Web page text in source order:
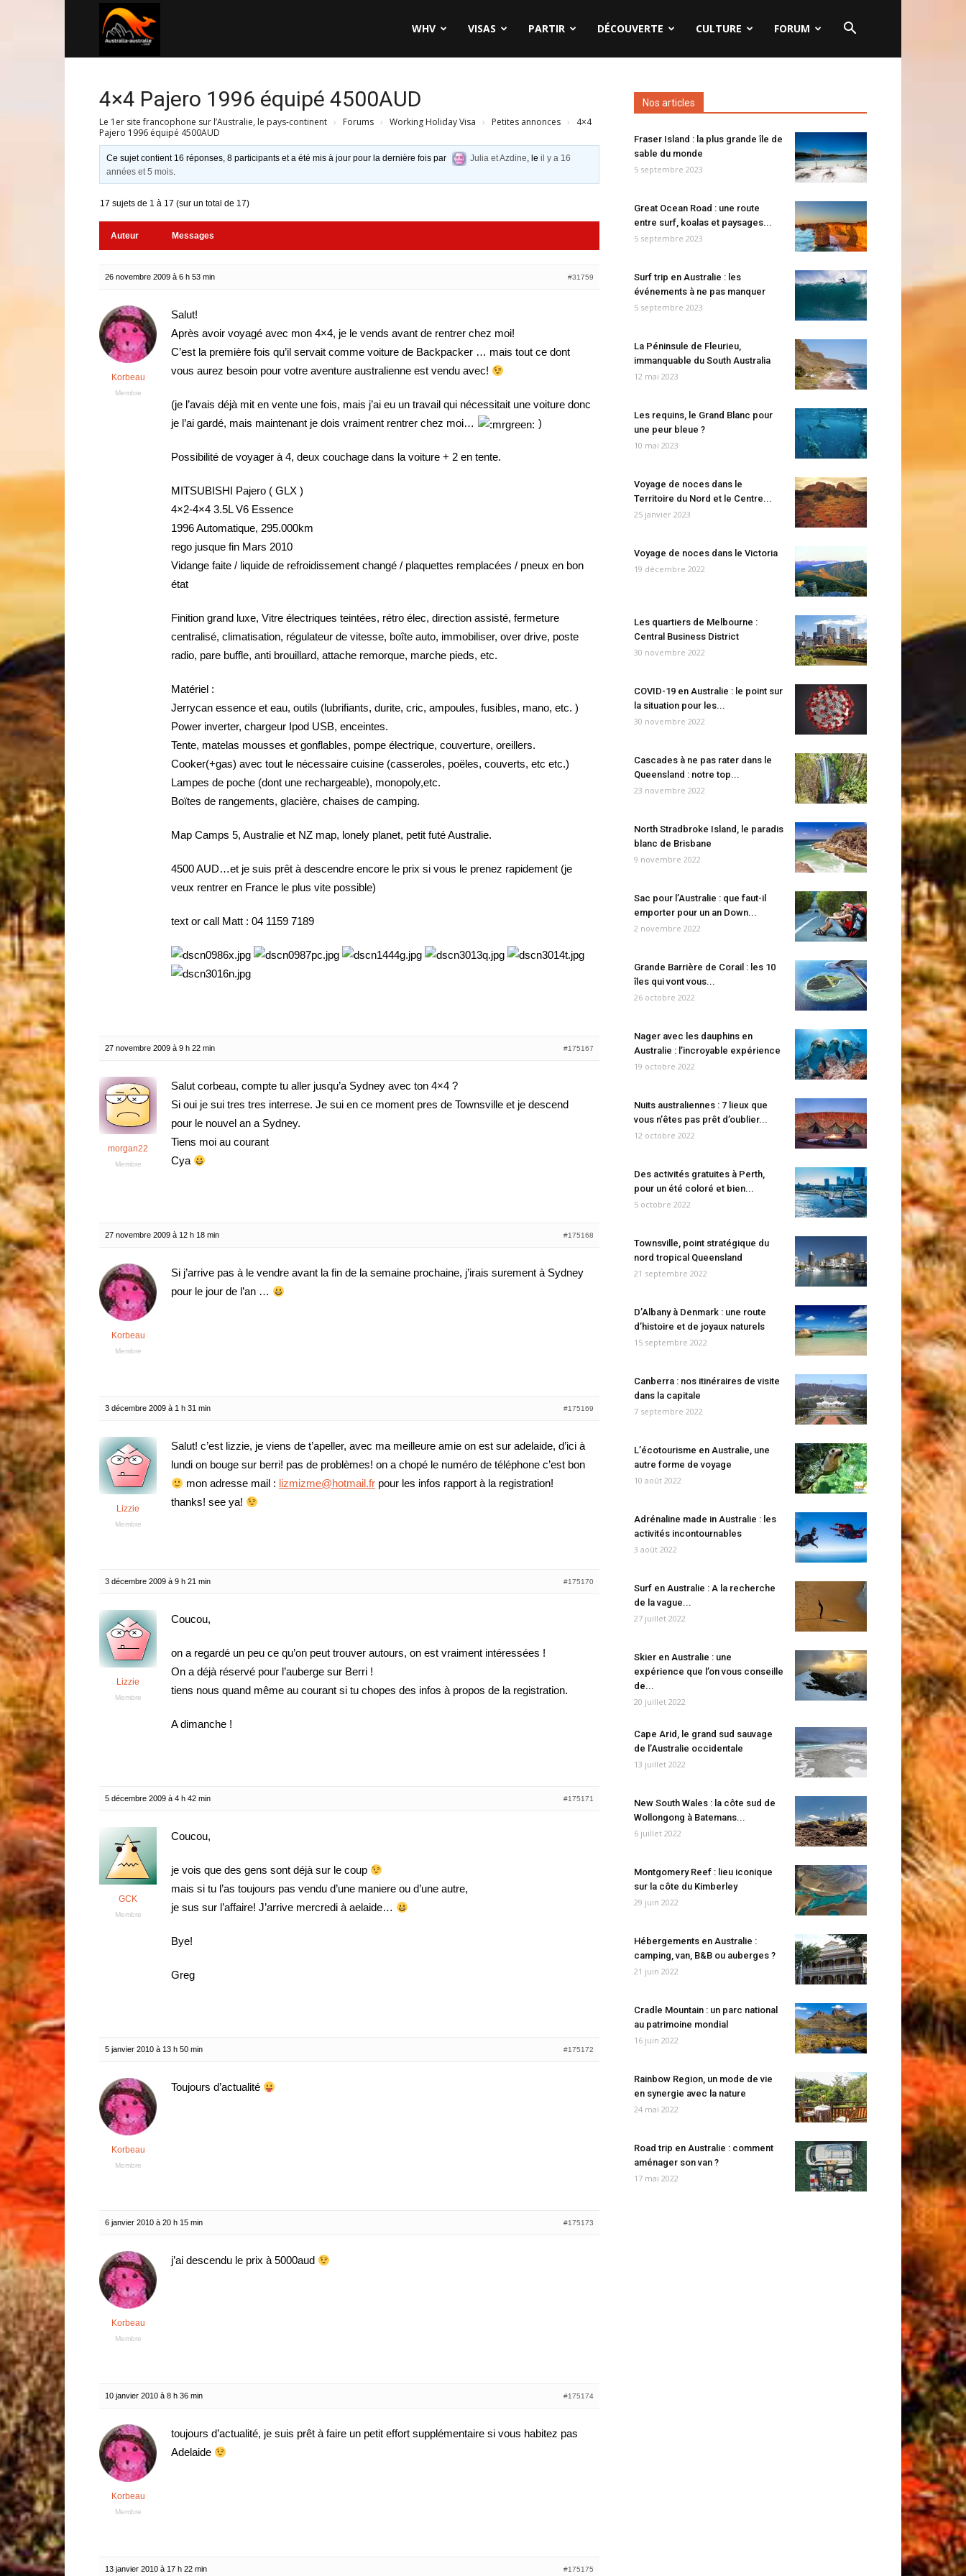
WHV VISAS PARTIR DÉCOUVERTE CULTURE FORUM
4×4 Pajero 1996 équipé 4500AUD
Le 1er site francophone sur l’Australie, le pays-continent › Forums › Working Holiday Visa › Petites annonces ›
4×4
Pajero 1996 équipé 4500AUD
Ce sujet contient 16 réponses, 8 participants et a été mis à jour pour la dernière fois par Julia et Azdine, leil y a 16
années et 5 mois.
17 sujets de 1 à 17 (sur un total de 17)
Auteur Messages
26 novembre 2009 à 6 h 53 min #31759
Korbeau
Membre
Salut!
Après avoir voyagé avec mon 4×4, je le vends avant de rentrer chez moi!
C’est la première fois qu’il servait comme voiture de Backpacker … mais tout ce dont
vous aurez besoin pour votre aventure australienne est vendu avec!
(je l’avais déjà mit en vente une fois, mais j’ai eu un travail qui nécessitait une voiture donc
je l’ai gardé, mais maintenant je dois vraiment rentrer chez moi…
)
Possibilité de voyager à 4, deux couchage dans la voiture + 2 en tente.
MITSUBISHI Pajero ( GLX )
4×2-4×4 3.5L V6 Essence
1996 Automatique, 295.000km
rego jusque fin Mars 2010
Vidange faite / liquide de refroidissement changé / plaquettes remplacées / pneux en bon
état
Finition grand luxe, Vitre électriques teintées, rétro élec, direction assisté, fermeture
centralisé, climatisation, régulateur de vitesse, boîte auto, immobiliser, over drive, poste
radio, pare buffle, anti brouillard, attache remorque, marche pieds, etc.
Matériel :
Jerrycan essence et eau, outils (lubrifiants, durite, cric, ampoules, fusibles, mano, etc. )
Power inverter, chargeur Ipod USB, enceintes.
Tente, matelas mousses et gonflables, pompe électrique, couverture, oreillers.
Cooker(+gas) avec tout le nécessaire cuisine (casseroles, poëles, couverts, etc etc.)
Lampes de poche (dont une rechargeable), monopoly,etc.
Boïtes de rangements, glacière, chaises de camping.
Map Camps 5, Australie et NZ map, lonely planet, petit futé Australie.
4500 AUD…et je suis prêt à descendre encore le prix si vous le prenez rapidement (je
veux rentrer en France le plus vite possible)
text or call Matt : 04 1159 7189
27 novembre 2009 à 9 h 22 min #175167
morgan22
Membre
Salut corbeau, compte tu aller jusqu’a Sydney avec ton 4×4 ?
Si oui je sui tres tres interrese. Je sui en ce moment pres de Townsville et je descend
pour le nouvel an a Sydney.
Tiens moi au courant
Cya
27 novembre 2009 à 12 h 18 min #175168
Korbeau
Membre
Si j’arrive pas à le vendre avant la fin de la semaine prochaine, j’irais surement à Sydney
pour le jour de l’an …
3 décembre 2009 à 1 h 31 min #175169
Lizzie
Membre
Salut! c’est lizzie, je viens de t’apeller, avec ma meilleure amie on est sur adelaide, d’ici à
lundi on bouge sur berri! pas de problèmes! on a chopé le numéro de téléphone c’est bon
mon adresse mail : lizmizme@hotmail.fr pour les infos rapport à la registration!
thanks! see ya!
3 décembre 2009 à 9 h 21 min #175170
Lizzie
Membre
Coucou,
on a regardé un peu ce qu’on peut trouver autours, on est vraiment intéressées !
On a déjà réservé pour l’auberge sur Berri !
tiens nous quand même au courant si tu chopes des infos à propos de la registration.
A dimanche !
5 décembre 2009 à 4 h 42 min #175171
GCK
Membre
Coucou,
je vois que des gens sont déjà sur le coup
mais si tu l’as toujours pas vendu d’une maniere ou d’une autre,
je sus sur l’affaire! J’arrive mercredi à aelaide…
Bye!
Greg
5 janvier 2010 à 13 h 50 min #175172
Korbeau
Membre
Toujours d’actualité
6 janvier 2010 à 20 h 15 min #175173
Korbeau
Membre
j’ai descendu le prix à 5000aud
10 janvier 2010 à 8 h 36 min #175174
Korbeau
Membre
toujours d’actualité, je suis prêt à faire un petit effort supplémentaire si vous habitez pas
Adelaide
13 janvier 2010 à 17 h 22 min #175175
Nos articles
Fraser Island : la plus grande île de
sable du monde
5 septembre 2023
Great Ocean Road : une route
entre surf, koalas et paysages...
5 septembre 2023
Surf trip en Australie : les
événements à ne pas manquer
5 septembre 2023
La Péninsule de Fleurieu,
immanquable du South Australia
12 mai 2023
Les requins, le Grand Blanc pour
une peur bleue ?
10 mai 2023
Voyage de noces dans le
Territoire du Nord et le Centre...
25 janvier 2023
Voyage de noces dans le Victoria
19 décembre 2022
Les quartiers de Melbourne :
Central Business District
30 novembre 2022
COVID-19 en Australie : le point sur
la situation pour les...
30 novembre 2022
Cascades à ne pas rater dans le
Queensland : notre top...
23 novembre 2022
North Stradbroke Island, le paradis
blanc de Brisbane
9 novembre 2022
Sac pour l’Australie : que faut-il
emporter pour un an Down...
2 novembre 2022
Grande Barrière de Corail : les 10
îles qui vont vous...
26 octobre 2022
Nager avec les dauphins en
Australie : l’incroyable expérience
19 octobre 2022
Nuits australiennes : 7 lieux que
vous n’êtes pas prêt d’oublier...
12 octobre 2022
Des activités gratuites à Perth,
pour un été coloré et bien...
5 octobre 2022
Townsville, point stratégique du
nord tropical Queensland
21 septembre 2022
D’Albany à Denmark : une route
d’histoire et de joyaux naturels
15 septembre 2022
Canberra : nos itinéraires de visite
dans la capitale
7 septembre 2022
L’écotourisme en Australie, une
autre forme de voyage
10 août 2022
Adrénaline made in Australie : les
activités incontournables
3 août 2022
Surf en Australie : A la recherche
de la vague...
27 juillet 2022
Skier en Australie : une
expérience que l’on vous conseille
de...
20 juillet 2022
Cape Arid, le grand sud sauvage
de l’Australie occidentale
13 juillet 2022
New South Wales : la côte sud de
Wollongong à Batemans...
6 juillet 2022
Montgomery Reef : lieu iconique
sur la côte du Kimberley
29 juin 2022
Hébergements en Australie :
camping, van, B&B ou auberges ?
21 juin 2022
Cradle Mountain : un parc national
au patrimoine mondial
16 juin 2022
Rainbow Region, un mode de vie
en synergie avec la nature
24 mai 2022
Road trip en Australie : comment
aménager son van ?
17 mai 2022